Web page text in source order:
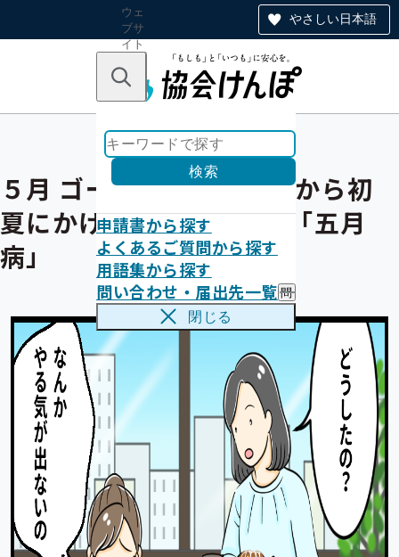
やさしい日本語
ウェ
ブサ
イト
のナ
ン
キーワードで探す
検索
申請書から探す
よくあるご質問から探す
用語集から探す
問い合わせ・届出先一覧 問
い
出
先
一
覧
の
サ
ブ
メ
ニ
ュ
閉じる
５月 ゴールデンウィークから初
夏にかけて気をつけたい「五月
病」